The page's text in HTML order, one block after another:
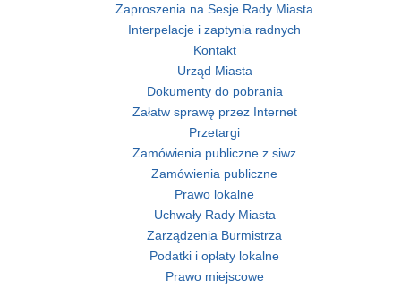
Zaproszenia na Sesje Rady Miasta
Interpelacje i zaptynia radnych
Kontakt
Urząd Miasta
Dokumenty do pobrania
Załatw sprawę przez Internet
Przetargi
Zamówienia publiczne z siwz
Zamówienia publiczne
Prawo lokalne
Uchwały Rady Miasta
Zarządzenia Burmistrza
Podatki i opłaty lokalne
Prawo miejscowe